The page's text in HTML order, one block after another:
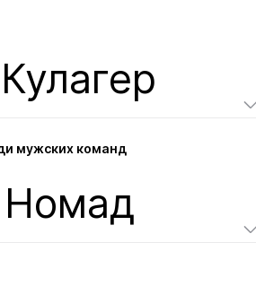
Кулагер
мужских команд
Номад